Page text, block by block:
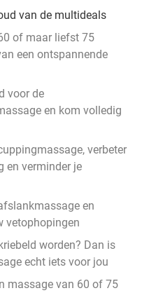
van de multideals
of maar liefst 75
een ontspannende
voor de
en kom volledig
verbeter
en verminder je
en
vetophopingen
worden? Dan is
echt iets voor jou
massage van 60 of 75